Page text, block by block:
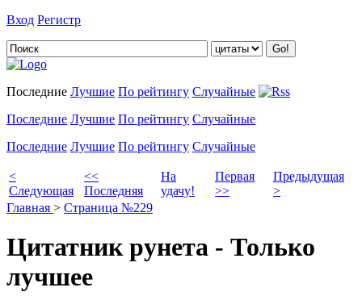
Вход Регистр
Последние Лучшие По рейтингу Случайные
Последние Лучшие По рейтингу Случайные
Последние Лучшие По рейтингу Случайные
<
Следующая
<<
Последняя
На
удачу!
Первая
>>
Предыдущая
>
Главная > Страница №229
Цитатник рунета - Только
лучшее